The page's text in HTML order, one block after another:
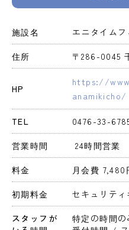
施設名 エニタイム
住所 〒286-0045
HP
https://
anamikicho/
TEL 0476-33-
営業時間 24時間営業
料金 月会費 7,480
初期料金 セキュリテ
スタッフが
特定の時間の